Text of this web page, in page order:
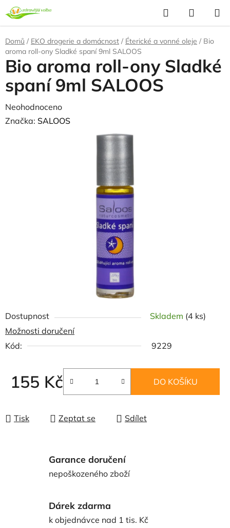
Přejít
na
obsah
Hledat
KOŠÍK
Domů / EKO drogerie a domácnost / Éterické a vonné oleje / Bio
aroma roll-ony Sladké spaní 9ml SALOOS
Dostupnost Skladem (4 ks)
Možnosti doručení
Kód:
9229
155 Kč DO KOŠÍKU
Tisk Zeptat se Sdílet
Bio aroma roll-ony Sladké
spaní 9ml SALOOS
Průměrné
hodnocení
Neohodnoceno
Značka: SALOOS
Garance doručení
nepoškozeného zboží
Dárek zdarma
k objednávce nad 1 tis. Kč